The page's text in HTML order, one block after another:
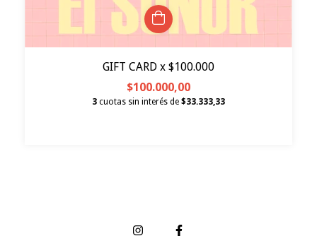
GIFT CARD x $100.000
$100.000,00
3 cuotas sin interés de $33.333,33